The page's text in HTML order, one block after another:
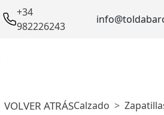
+34
982226243
VOLVER ATRÁSCalzado